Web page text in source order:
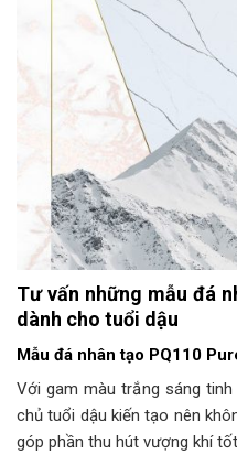
Tư vấn những mẫu đá
dành cho tuổi dậu
Mẫu đá nhân tạo PQ110
Với gam màu trắng sáng
chủ tuổi dậu kiến tạo nên
góp phần thu hút vượng khí